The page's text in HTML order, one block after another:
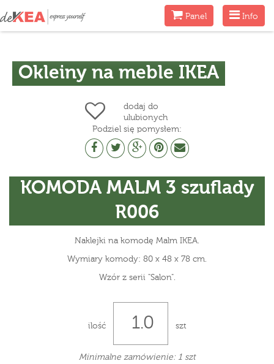
Menu
Info
MenuPanel
Okleiny na meble IKEA
dodaj do
ulubionych
Podziel się pomysłem:
KOMODA MALM 3 szuflady
R006
Naklejki na komodę Malm IKEA.
Wymiary komody: 80 x 48 x 78 cm.
Wzór z serii "Salon".
ilość szt
Minimalne zamówienie: 1 szt